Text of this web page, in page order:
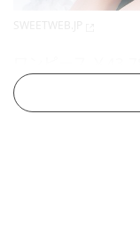
SWEETWEB.JP
ザ・ウォール ショ
￥24,200（